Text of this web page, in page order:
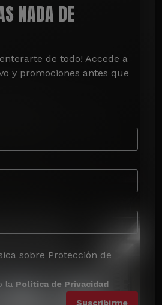
NADA DE
de todo! Accede a
y promociones antes que
sobre Protección de
la Política de Privacidad